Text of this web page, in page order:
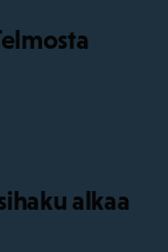
alkaa